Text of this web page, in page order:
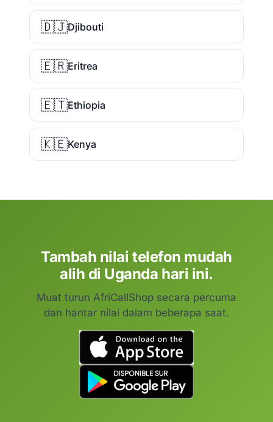
🇩🇯Djibouti
🇪🇷Eritrea
🇪🇹Ethiopia
🇰🇪Kenya
Tambah nilai telefon mudah
alih di Uganda hari ini.
Muat turun AfriCallShop secara percuma
dan hantar nilai dalam beberapa saat.